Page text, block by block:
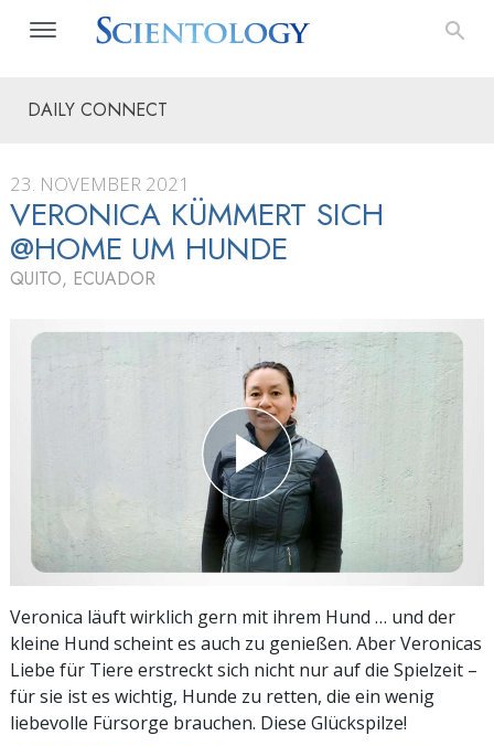
DAILY CONNECT
23. NOVEMBER 2021
VERONICA KÜMMERT SICH
@HOME UM HUNDE
QUITO, ECUADOR
Veronica läuft wirklich gern mit ihrem Hund … und der
kleine Hund scheint es auch zu genießen. Aber Veronicas
Liebe für Tiere erstreckt sich nicht nur auf die Spielzeit –
für sie ist es wichtig, Hunde zu retten, die ein wenig
liebevolle Fürsorge brauchen. Diese Glückspilze!